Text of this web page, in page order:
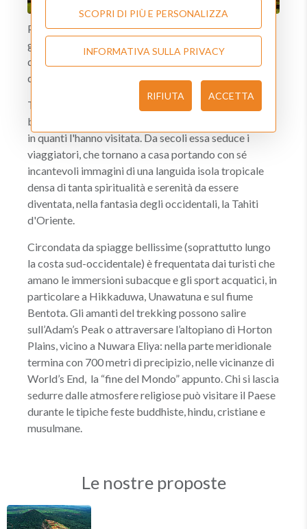
Pur essendo un'isola così piccola Sri Lanka si è
guadagnata tanti nomi: Serendib, Ceylon, Lacrima
dell'India, Isola Risplendente, Isola del Dharma, Perla
d'Oriente...
Tanto assortimento è un segno della sua ricchezza,
bellezza e dell'intensità del richiamo che ha suscitato
in quanti l'hanno visitata. Da secoli essa seduce i
viaggiatori, che tornano a casa portando con sé
incantevoli immagini di una languida isola tropicale
densa di tanta spiritualità e serenità da essere
diventata, nella fantasia degli occidentali, la Tahiti
d'Oriente.
Circondata da spiagge bellissime (soprattutto lungo
la costa sud-occidentale) è frequentata dai turisti che
amano le immersioni subacque e gli sport acquatici, in
particolare a Hikkaduwa, Unawatuna e sul fiume
Bentota. Gli amanti del trekking possono salire
sull’Adam’s Peak o attraversare l’altopiano di Horton
Plains, vicino a Nuwara Eliya: nella parte meridionale
termina con 700 metri di precipizio, nelle vicinanze di
World’s End, la “fine del Mondo” appunto. Chi si lascia
sedurre dalle atmosfere religiose può visitare il Paese
durante le tipiche feste buddhiste, hindu, cristiane e
musulmane.
Le nostre proposte
SCOPRI DI PIÙ E PERSONALIZZA
INFORMATIVA SULLA PRIVACY
RIFIUTA ACCETTA